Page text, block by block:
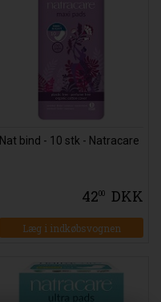
Nat bind - 10 stk - Natracare
4200 DKK
Læg i indkøbsvognen